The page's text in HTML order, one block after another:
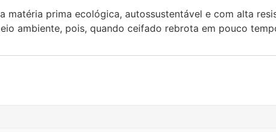
prima ecológica, autossustentável e com alta
ambiente, pois, quando ceifado rebrota em pouco